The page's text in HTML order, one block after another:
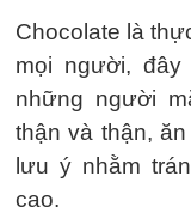
Chocolate là
mọi người,
những người
thận và thận,
lưu ý nhằm
cao.